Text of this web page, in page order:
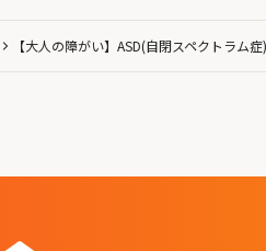
【大人の障がい】ASD(自閉スペクトラム